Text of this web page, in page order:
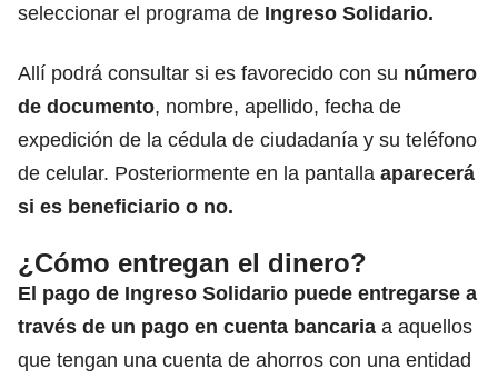
seleccionar el programa de Ingreso Solidario.
Allí podrá consultar si es favorecido con su número
de documento, nombre, apellido, fecha de
expedición de la cédula de ciudadanía y su teléfono
de celular. Posteriormente en la pantalla aparecerá
si es beneficiario o no.
¿Cómo entregan el dinero?
El pago de Ingreso Solidario puede entregarse a
través de un pago en cuenta bancaria a aquellos
que tengan una cuenta de ahorros con una entidad